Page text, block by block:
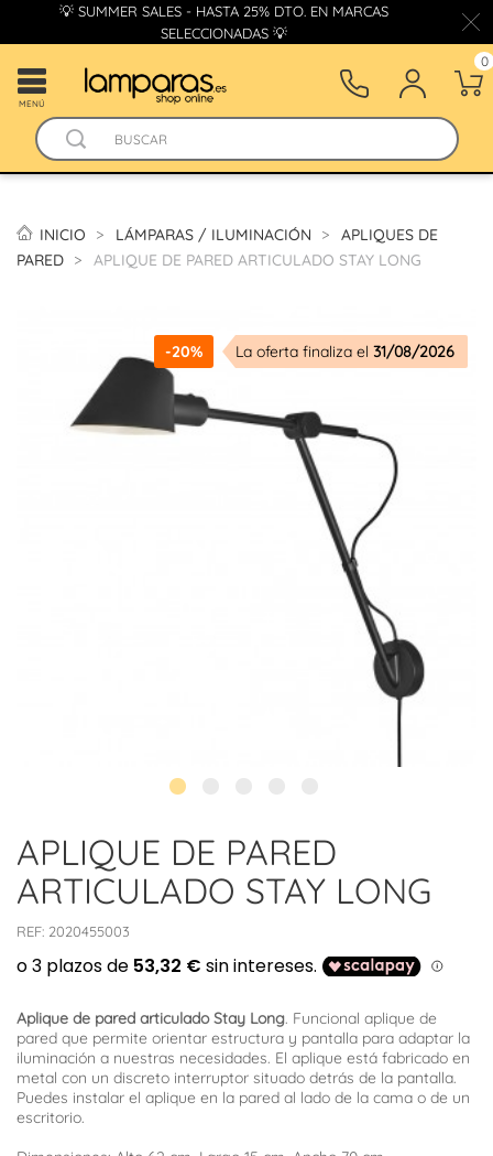
💡 SUMMER SALES - HASTA 25% DTO. EN MARCAS
SELECCIONADAS 💡
MENÚ
0
INICIO LÁMPARAS / ILUMINACIÓN
APLIQUES DE
PARED
APLIQUE DE PARED ARTICULADO STAY LONG
-20% La oferta finaliza el 31/08/2026
APLIQUE DE PARED
ARTICULADO STAY LONG
REF: 2020455003
Aplique de pared articulado Stay Long. Funcional aplique de
pared que permite orientar estructura y pantalla para adaptar la
iluminación a nuestras necesidades. El aplique está fabricado en
metal con un discreto interruptor situado detrás de la pantalla.
Puedes instalar el aplique en la pared al lado de la cama o de un
escritorio.